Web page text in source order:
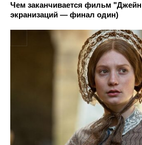
Чем заканчивается фильм
экранизаций — финал один)